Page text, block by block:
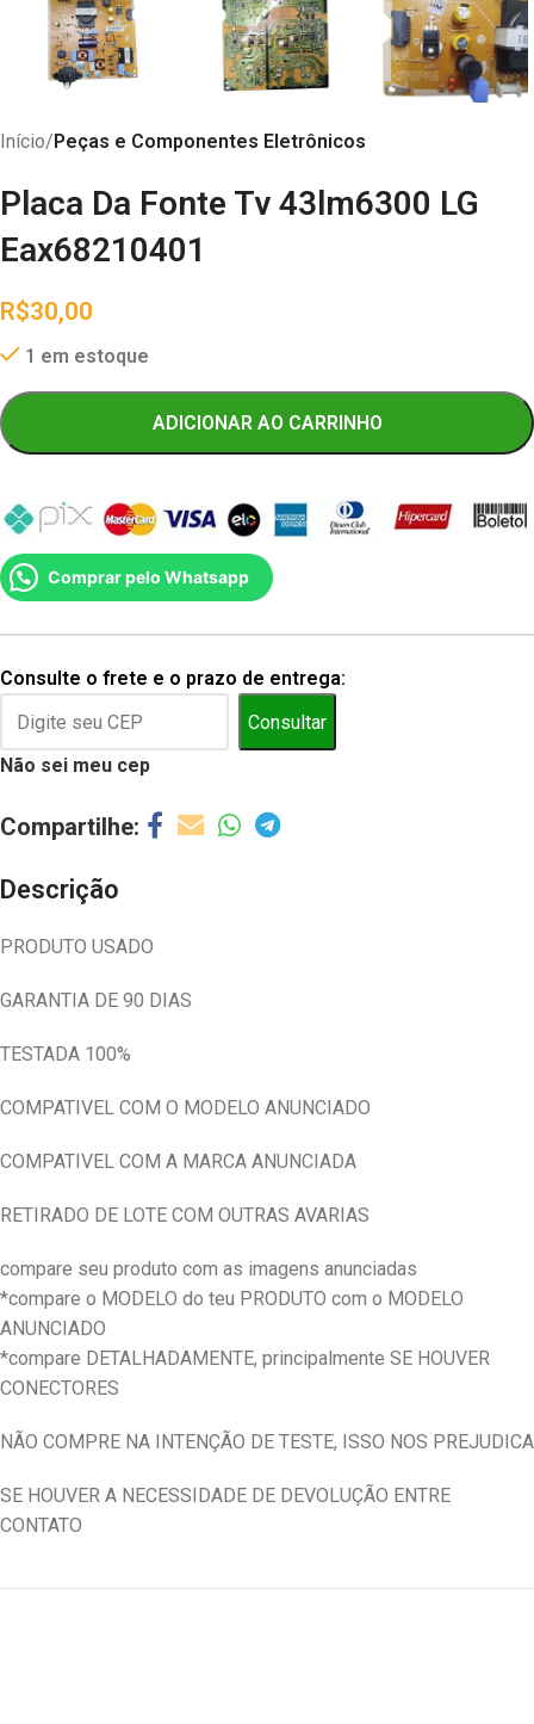
Início Peças e Componentes Eletrônicos
Placa Da Fonte Tv 43lm6300 LG
Eax68210401
R$30,00
1 em estoque
ADICIONAR AO CARRINHO
Comprar pelo Whatsapp
Consulte o frete e o prazo de entrega:
Consultar
Não sei meu cep
Descrição
PRODUTO USADO
GARANTIA DE 90 DIAS
TESTADA 100%
COMPATIVEL COM O MODELO ANUNCIADO
COMPATIVEL COM A MARCA ANUNCIADA
RETIRADO DE LOTE COM OUTRAS AVARIAS
compare seu produto com as imagens anunciadas
*compare o MODELO do teu PRODUTO com o MODELO
ANUNCIADO
*compare DETALHADAMENTE, principalmente SE HOUVER
CONECTORES
NÃO COMPRE NA INTENÇÃO DE TESTE, ISSO NOS PREJUDICA
SE HOUVER A NECESSIDADE DE DEVOLUÇÃO ENTRE
CONTATO